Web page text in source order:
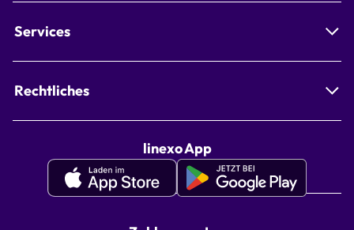
Services
Rechtliches
linexo App
Apple
Google